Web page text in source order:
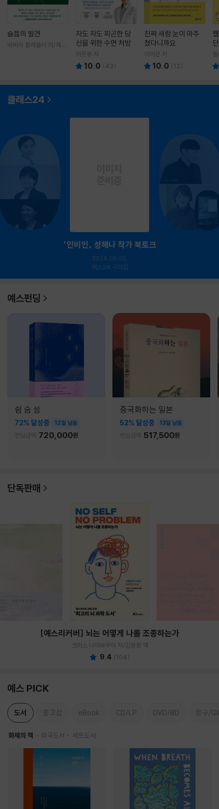
슬픔의 발견
바버라 블래츨리 저/제효
자도 자도 피곤한 당
신을 위한 수면 처방
이준용 저
10.0 (43)
진짜 새랑 눈이 마주
쳤다니까요
이이은 저
10.0 (12)
클래스24
『인비인』 성해나 작가 북토크
2026.09.05.
예스24 구의점
예스펀딩
쉼 숨 섬
72% 달성중 12일 남음
펀딩금액 720,000원
중국화하는 일본
52% 달성중 13일 남음
펀딩금액 517,500원
단독판매
[예스리커버] 뇌는 어떻게 나를 조종하는가
크리스 나이바우어 저/김윤종 역
9.4 (104)
예스 PICK
도서 중고샵 eBook CD/LP DVD/BD 문구/
화제의 책 외국도서 세트도서